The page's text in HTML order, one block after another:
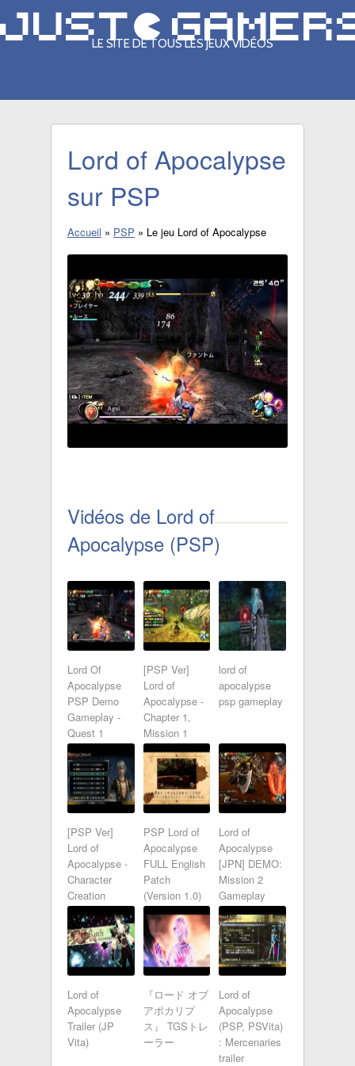
LE SITE DE TOUS LES JEUX VIDÉOS
Lord of Apocalypse
sur PSP
Accueil » PSP » Le jeu Lord of Apocalypse
Vidéos de Lord of
Apocalypse (PSP)
Lord Of
Apocalypse
PSP Demo
Gameplay -
Quest 1
[PSP Ver]
Lord of
Apocalypse -
Chapter 1,
Mission 1
lord of
apocalypse
psp gameplay
[PSP Ver]
Lord of
Apocalypse -
Character
Creation
PSP Lord of
Apocalypse
FULL English
Patch
(Version 1.0)
Lord of
Apocalypse
[JPN] DEMO:
Mission 2
Gameplay
(Twin Sword)
HD
Lord of
Apocalypse
Trailer (JP
Vita)
『ロード オブ
アポカリプ
ス』 TGSトレ
ーラー
Lord of
Apocalypse
(PSP, PSVita)
: Mercenaries
trailer